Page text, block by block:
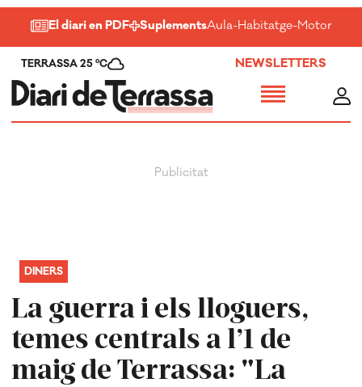
El diari en PDF SuplementsAula-Habitatge-Motor-
TERRASSA 25 ºC NEWSLETTERS
La guerra i els lloguers,
temes centrals a l’1 de
maig de Terrassa: "La
DINERS